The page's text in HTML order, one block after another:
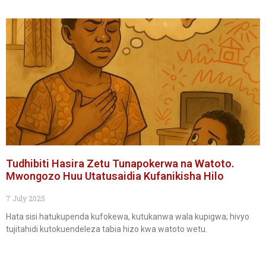
Tudhibiti Hasira Zetu Tunapokerwa na Watoto.
Mwongozo Huu Utatusaidia Kufanikisha Hilo
7 July 2025
Hata sisi hatukupenda kufokewa, kutukanwa wala kupigwa; hivyo
tujitahidi kutokuendeleza tabia hizo kwa watoto wetu.